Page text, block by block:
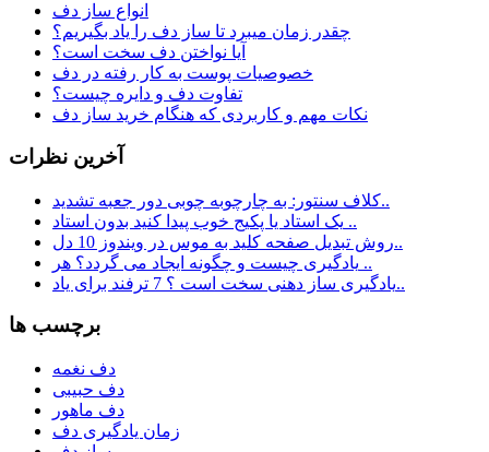
انواع ساز دف
چقدر زمان میبرد تا ساز دف را یاد بگیریم؟
آیا نواختن دف سخت است؟
خصوصیات پوست به کار رفته در دف
تفاوت دف و دایره چیست؟
نکات مهم و کاربردی که هنگام خرید ساز دف
آخرين نظرات
کلاف سنتور: به چارچوبه چوبی دور جعبه تشدید..
یک استاد یا پکیج خوب پیدا کنید بدون استاد ..
روش تبدیل صفحه کلید به موس در ویندوز 10 دل..
یادگیری چیست و چگونه ایجاد می گردد؟ هر ..
یادگیری ساز دهنی سخت است ؟ 7 ترفند برای یاد..
برچسب ها
دف نغمه
دف حبیبی
دف ماهور
زمان یادگیری دف